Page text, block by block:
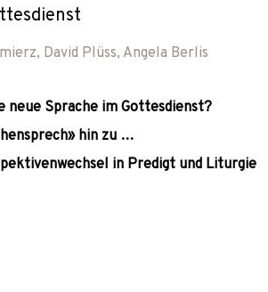
, David Plüss, Angela Berlis
neue Sprache im Gottesdienst?
hin zu …
in Predigt und Liturgie